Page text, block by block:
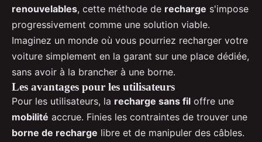
renouvelables, cette méthode de recharge s'impose
progressivement comme une solution viable.
Imaginez un monde où vous pourriez recharger votre
voiture simplement en la garant sur une place dédiée,
sans avoir à la brancher à une borne.
Les avantages pour les utilisateurs
Pour les utilisateurs, la recharge sans fil offre une
mobilité accrue. Finies les contraintes de trouver une
borne de recharge libre et de manipuler des câbles.